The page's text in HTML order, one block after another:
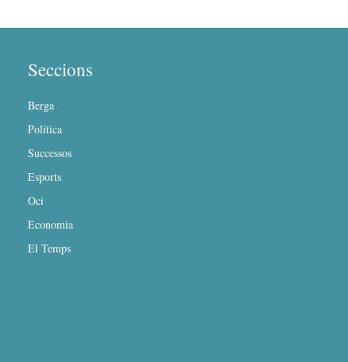
Seccions
Berga
Política
Successos
Esports
Oci
Economia
El Temps